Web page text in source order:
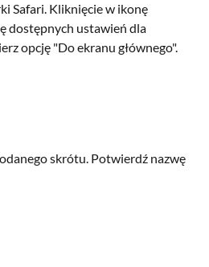
Safari. Kliknięcie w ikonę
dostępnych ustawień dla
opcję "Do ekranu głównego".
skrótu. Potwierdź nazwę